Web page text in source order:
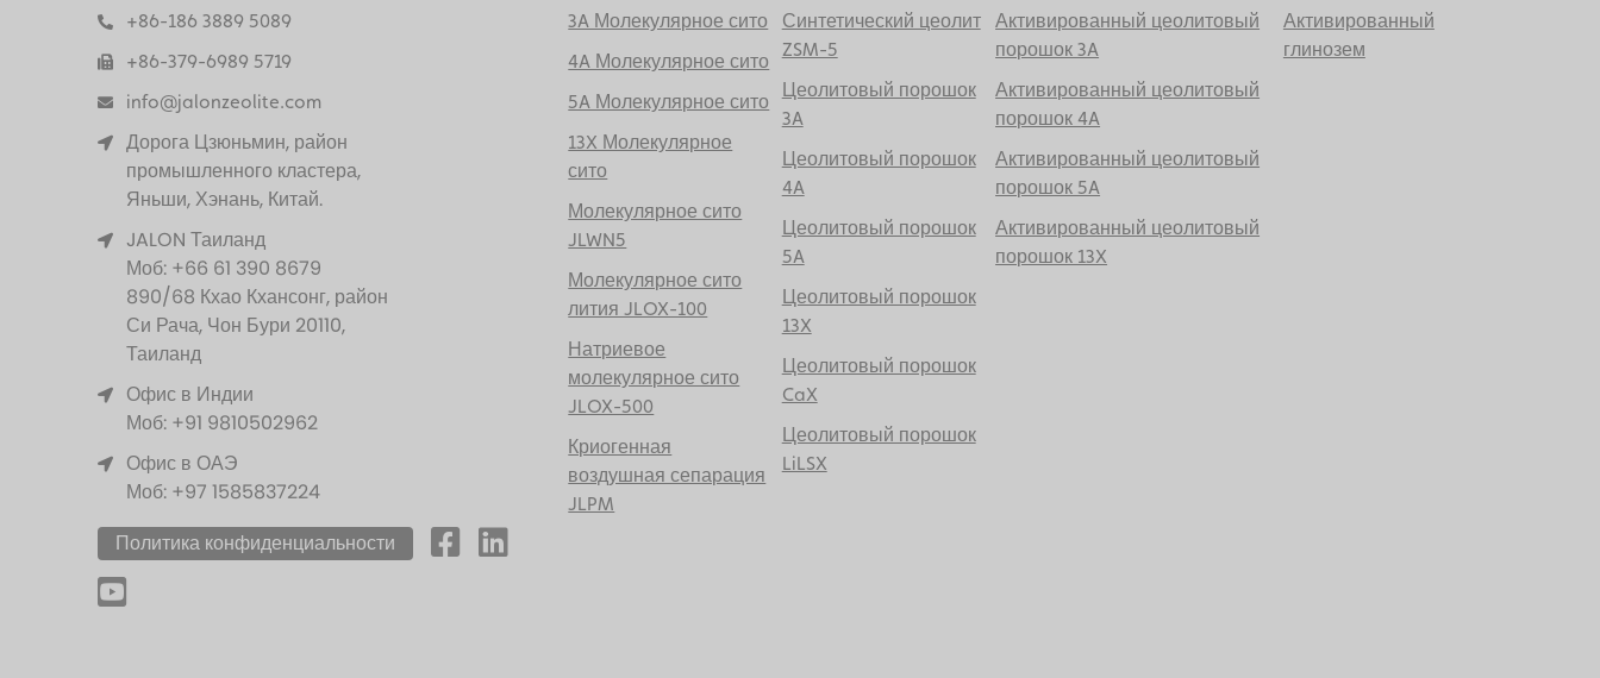
+86-186 3889 5089
+86-379-6989 5719
info@jalonzeolite.com
Дорога Цзюньмин, район
промышленного кластера,
Яньши, Хэнань, Китай.
JALON Таиланд
Моб: +66 61 390 8679
890/68 Кхао Кхансонг, район
Си Рача, Чон Бури 20110,
Таиланд
Офис в Индии
Моб: +91 9810502962
Офис в ОАЭ
Моб: +97 1585837224
Политика конфиденциальности
3A Молекулярное сито
4A Молекулярное сито
5A Молекулярное сито
13X Молекулярное
сито
Молекулярное сито
JLWN5
Молекулярное сито
лития JLOX-100
Натриевое
молекулярное сито
JLOX-500
Криогенная
воздушная сепарация
JLPM
Синтетический цеолит
ZSM-5
Цеолитовый порошок
3A
Цеолитовый порошок
4A
Цеолитовый порошок
5A
Цеолитовый порошок
13X
Цеолитовый порошок
CaX
Цеолитовый порошок
LiLSX
Активированный цеолитовый
порошок 3A
Активированный цеолитовый
порошок 4A
Активированный цеолитовый
порошок 5A
Активированный цеолитовый
порошок 13X
Активированный
глинозем